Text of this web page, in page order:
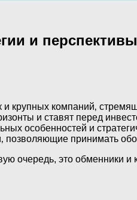
и перспективы
крупных компаний‚
и ставят перед
особенностей и
позволяющие принимать
очередь, это